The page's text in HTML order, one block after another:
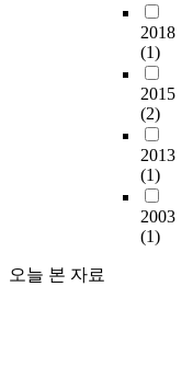
2018
(1)
2015
(2)
2013
(1)
2003
(1)
오늘 본 자료